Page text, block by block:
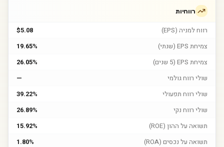
רווחיות
רווח למניה (EPS)
$5.08
צמיחת EPS (שנתי)
19.65%
צמיחת EPS (5 שנים)
26.05%
שולי רווח גולמי
—
שולי רווח תפעולי
39.22%
שולי רווח נקי
26.89%
תשואה על ההון (ROE)
15.92%
תשואה על נכסים (ROA)
1.80%